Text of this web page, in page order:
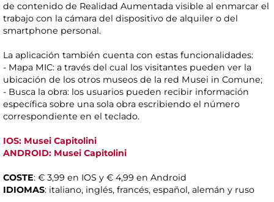
de contenido de Realidad Aumentada visible al enmarcar el
trabajo con la cámara del dispositivo de alquiler o del
smartphone personal.
La aplicación también cuenta con estas funcionalidades:
- Mapa MIC: a través del cual los visitantes pueden ver la
ubicación de los otros museos de la red Musei in Comune;
- Busca la obra: los usuarios pueden recibir información
específica sobre una sola obra escribiendo el número
correspondiente en el teclado.
IOS: Musei Capitolini
ANDROID: Musei Capitolini
COSTE: € 3,99 en IOS y € 4,99 en Android
IDIOMAS: italiano, inglés, francés, español, alemán y ruso